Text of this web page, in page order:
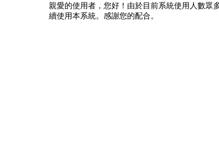
親愛的使用者，您好！由於目前系統使用人數眾
續使用本系統。感謝您的配合。